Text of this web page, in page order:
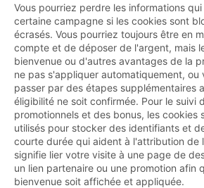
Vous pourriez perdre les informations
certaine campagne si les cookies sont
écrasés. Vous pourriez toujours être en
compte et de déposer de l'argent, mais
bienvenue ou d'autres avantages de la
ne pas s'appliquer automatiquement, ou
passer par des étapes supplémentaires
éligibilité ne soit confirmée. Pour le suivi
promotionnels et des bonus, les cookies
utilisés pour stocker des identifiants et
courte durée qui aident à l'attribution de
signifie lier votre visite à une page de
un lien partenaire ou une promotion afin
bienvenue soit affichée et appliquée.